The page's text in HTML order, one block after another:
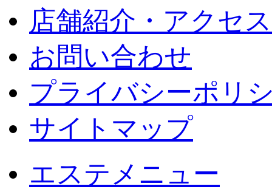
店舗紹介・アクセス
お問い合わせ
プライバシーポリ
サイトマップ
エステメニュー